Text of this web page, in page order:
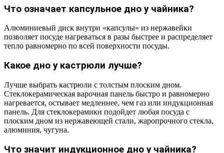
Что означает капсульное дно у чайника?
Алюминиевый диск внутри «капсулы» из нержавейки
позволяет посуде нагреваться в разы быстрее и распределяет
тепло равномерно по всей поверхности посуды.
Какое дно у кастрюли лучше?
Лучше выбрать кастрюли с толстым плоским дном.
Стеклокерамическая варочная панель быстро и равномерно
нагревается, остывает медленнее, чем газ или индукционная
панель. Для стеклокерамики подойдет любая посуда с
плоским дном из нержавеющей стали, жаропрочного стекла,
алюминия, чугуна.
Что значит индукционное дно у чайника?